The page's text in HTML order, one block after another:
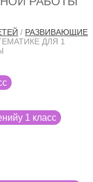
/ РАЗВИВАЮЩИЕ
ДЛЯ 1
1 класс